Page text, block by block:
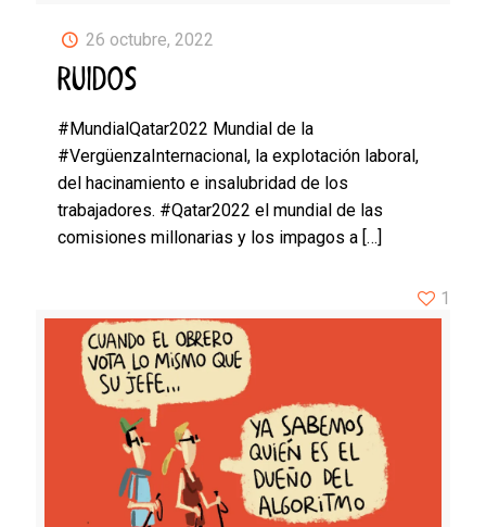
26 octubre, 2022
RUIDOS
#MundialQatar2022 Mundial de la
#VergüenzaInternacional, la explotación laboral,
del hacinamiento e insalubridad de los
trabajadores. #Qatar2022 el mundial de las
comisiones millonarias y los impagos a […]
1